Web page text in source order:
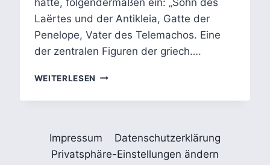
Laërtes und der Antikleia, Gatte der
Penelope, Vater des Telemachos. Eine
der zentralen Figuren der griech….
WEITERLESEN ODYSSEUS
LÜGNER?
UND
FIGUREN
Impressum
Datenschutzerklärung
Privatsphäre-Einstellungen ändern